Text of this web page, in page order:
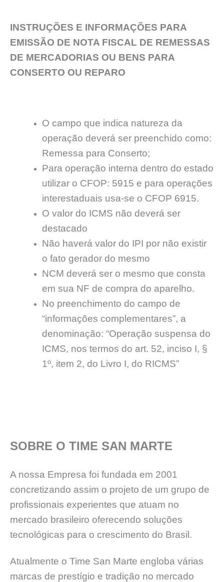
INSTRUÇÕES E INFORMAÇÕES PARA
EMISSÃO DE NOTA FISCAL DE REMESSAS
DE MERCADORIAS OU BENS PARA
CONSERTO OU REPARO
O campo que indica natureza da
operação deverá ser preenchido como:
Remessa para Conserto;
Para operação interna dentro do estado
utilizar o CFOP: 5915 e para operações
interestaduais usa-se o CFOP 6915.
O valor do ICMS não deverá ser
destacado
Não haverá valor do IPI por não existir
o fato gerador do mesmo
NCM deverá ser o mesmo que consta
em sua NF de compra do aparelho.
No preenchimento do campo de
“informações complementares”, a
denominação: “Operação suspensa do
ICMS, nos termos do art. 52, inciso I, §
1º, item 2, do Livro I, do RICMS”
SOBRE O TIME SAN MARTE
A nossa Empresa foi fundada em 2001
concretizando assim o projeto de um grupo de
profissionais experientes que atuam no
mercado brasileiro oferecendo soluções
tecnológicas para o crescimento do Brasil.
Atualmente o Time San Marte engloba várias
marcas de prestígio e tradição no mercado